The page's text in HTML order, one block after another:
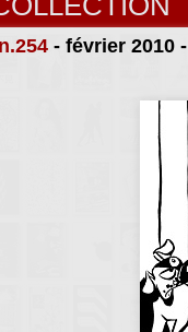
- février 2010 -